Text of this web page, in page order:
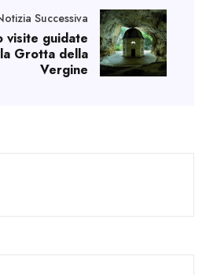
Successiva
visite guidate
Grotta della
Vergine